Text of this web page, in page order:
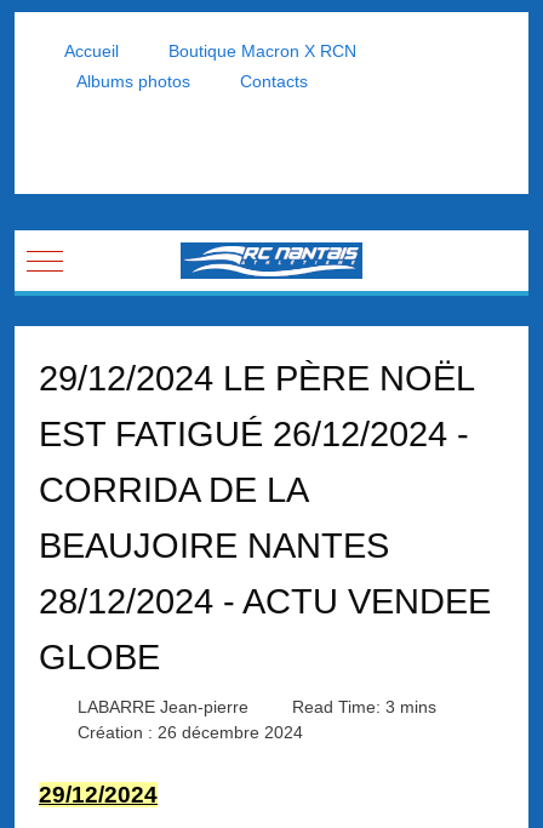
Accueil
Boutique Macron X RCN
Albums photos
Contacts
Mobile Menu Toggle
29/12/2024 LE PÈRE NOËL
EST FATIGUÉ 26/12/2024 -
CORRIDA DE LA
BEAUJOIRE NANTES
28/12/2024 - ACTU VENDEE
GLOBE
LABARRE Jean-pierre
Read Time: 3 mins
Création : 26 décembre 2024
29/12/2024